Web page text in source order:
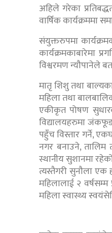
अहिले गरेका
वार्षिक कार्यक्रममा
संयुक्तरुपमा
कार्यक्रमकाबारेमा
विश्वरमण न्यौपानेले
मातृ शिशु तथा
महिला तथा
एकीकृत पोषण
विद्यालयहरुमा
पहुँच विस्तार गर्ने,
नगर बनाउने, तालिम
स्थानीय सुशानमा
त्यस्तैगरी सुनौला एक
महिलालाई २ वर्षसम्म
महिला स्वास्थ्य